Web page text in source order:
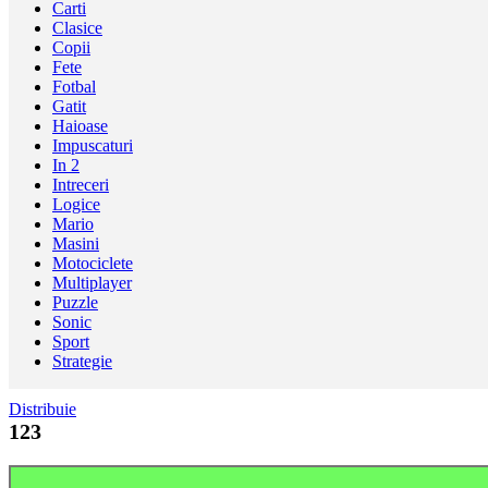
Carti
Clasice
Copii
Fete
Fotbal
Gatit
Haioase
Impuscaturi
In 2
Intreceri
Logice
Mario
Masini
Motociclete
Multiplayer
Puzzle
Sonic
Sport
Strategie
Distribuie
123